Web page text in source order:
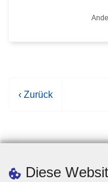
Diese
V
h
‹ Zurück